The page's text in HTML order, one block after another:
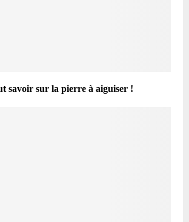
savoir sur la pierre à aiguiser !